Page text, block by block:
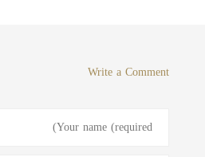
Write a Comment